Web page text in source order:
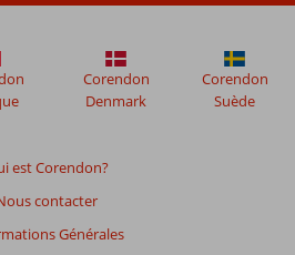
est Corendon?
contacter
Générales
Corendon
Denmark
Corendon
Suède